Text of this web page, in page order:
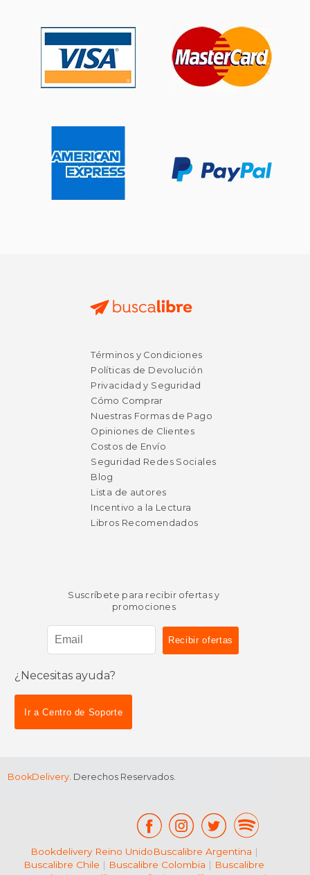
Términos y Condiciones
Políticas de Devolución
Privacidad y Seguridad
Cómo Comprar
Nuestras Formas de Pago
Opiniones de Clientes
Costos de Envío
Seguridad Redes Sociales
Blog
Lista de autores
Incentivo a la Lectura
Libros Recomendados
Suscríbete para recibir ofertas y
promociones
¿Necesitas ayuda?
Ir a Centro de Soporte
BookDelivery. Derechos Reservados.
Bookdelivery Reino UnidoBuscalibre Argentina |
Buscalibre Chile | Buscalibre Colombia | Buscalibre